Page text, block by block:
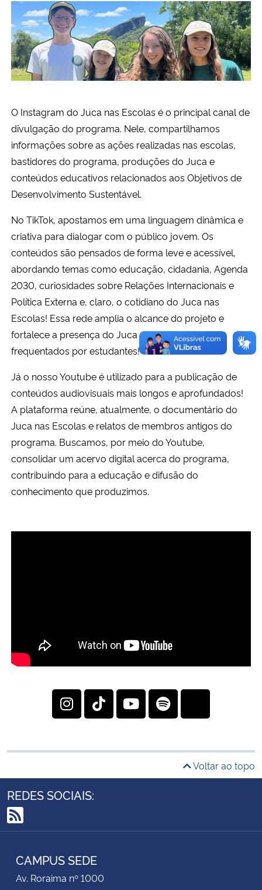
Ministério do Turismo
Ministério do Desenvolvimento Regional
Controladoria-Geral da União
Secretaria-Geral
Secretaria de Governo
Gabinete de Segurança Institucional
Advocacia-Geral da União
Banco Central do Brasil
Planalto
O Instagram do Juca nas Escolas é o principal canal de
divulgação do programa. Nele, compartilhamos
informações sobre as ações realizadas nas escolas,
bastidores do programa, produções do Juca e
conteúdos educativos relacionados aos Objetivos de
Desenvolvimento Sustentável.
No TikTok, apostamos em uma linguagem dinâmica e
criativa para dialogar com o público jovem. Os
conteúdos são pensados de forma leve e acessível,
abordando temas como educação, cidadania, Agenda
2030, curiosidades sobre Relações Internacionais e
Política Externa e, claro, o cotidiano do Juca nas
Escolas! Essa rede amplia o alcance do projeto e
fortalece a presença do Juca em espaços digitais
frequentados por estudantes!
Já o nosso Youtube é utilizado para a publicação de
conteúdos audiovisuais mais longos e aprofundados!
A plataforma reúne, atualmente, o documentário do
Juca nas Escolas e relatos de membros antigos do
programa. Buscamos, por meio do Youtube,
consolidar um acervo digital acerca do programa,
contribuindo para a educação e difusão do
conhecimento que produzimos.
Voltar ao topo
REDES SOCIAIS:
RSS
CAMPUS SEDE
Av. Roraima nº 1000